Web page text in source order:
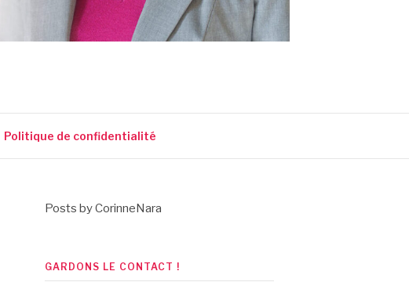
Politique de confidentialité
Posts by CorinneNara
GARDONS LE CONTACT !